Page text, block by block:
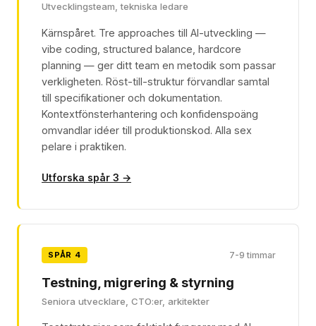
Utvecklingsteam, tekniska ledare
Kärnspåret. Tre approaches till AI-utveckling —
vibe coding, structured balance, hardcore
planning — ger ditt team en metodik som passar
verkligheten. Röst-till-struktur förvandlar samtal
till specifikationer och dokumentation.
Kontextfönsterhantering och konfidenspoäng
omvandlar idéer till produktionskod. Alla sex
pelare i praktiken.
Utforska spår 3 →
SPÅR 4 7-9 timmar
Testning, migrering & styrning
Seniora utvecklare, CTO:er, arkitekter